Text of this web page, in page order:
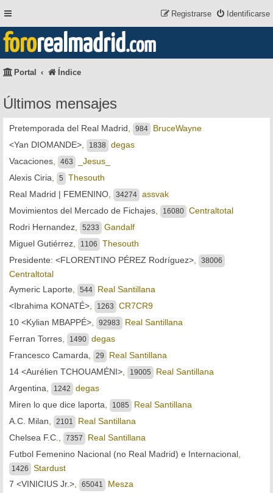
Identificarse
Registrarse
fororealmadrid.com
Portal Índice
Últimos mensajes
Pretemporada del Real Madrid 984
BruceWayne
<Yan DIOMANDE>
1838
degas
Vacaciones
463
_Jesus_
Alexis Ciria
5
Thesouth
Real Madrid | FEMENINO
34274
assvak
Movimientos del Mercado de Fichajes
16080
Centraltotal
Rodri Hernandez
5233
Gandalf
Miguel Gutiérrez
1106
Thesouth
Presidente: <FLORENTINO PÉREZ Rodríguez>
38006
Centraltotal
Aymeric Laporte
544
Real Santillana
<Ibrahima KONATÉ>
1263
CR7CR9
10 <Kylian MBAPPÉ>
92983
Real Santillana
Ferran Torres
1490
degas
Francesco Camarda
29
Real Santillana
14 <Aurélien TCHOUAMÉNI>
19005
Real Santillana
Argentina
1242
degas
Miren lo que dice laporta
1085
Real Santillana
A.C. Milan
2101
Real Santillana
Chelsea F.C.
7357
Real Santillana
Futbol Femenino Nacional (no Real Madrid) e Internacional
1426
Stardust
7 <VINICIUS Jr.>
65041
Mesza